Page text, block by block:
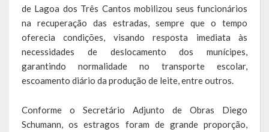
Administração
Ex-Administradores
Conselhos Municipais
Administração, Fazenda e Planejamento
de Lagoa dos Três Cantos mobilizou seus funcionários
na recuperação das estradas, sempre que o tempo
oferecia condições, visando resposta imediata às
necessidades de deslocamento dos munícipes,
garantindo normalidade no transporte escolar,
escoamento diário da produção de leite, entre outros.
Conforme o Secretário Adjunto de Obras Diego
Schumann, os estragos foram de grande proporção,